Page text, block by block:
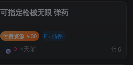
可指定枪械无限 弹药
付费资源 ￥30 插件
4天前 6